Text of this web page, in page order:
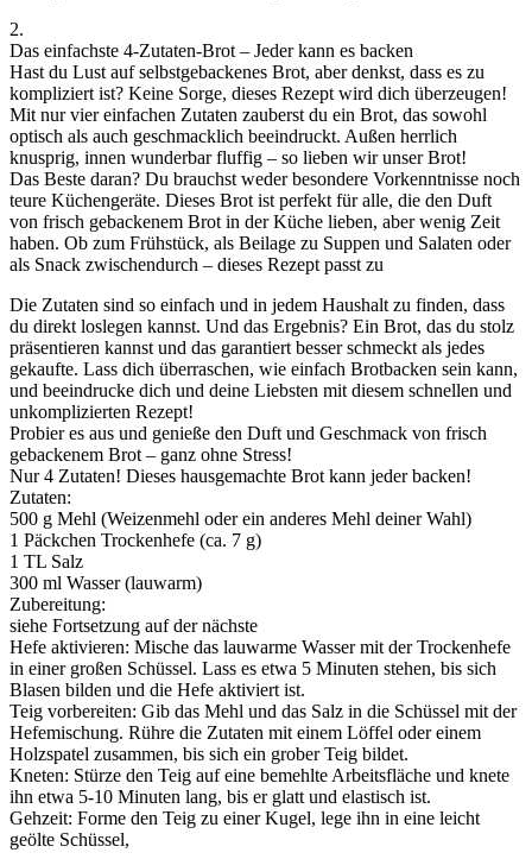
2.
Das einfachste 4-Zutaten-Brot – Jeder kann es backen
Hast du Lust auf selbstgebackenes Brot, aber denkst, dass es zu
kompliziert ist? Keine Sorge, dieses Rezept wird dich überzeugen!
Mit nur vier einfachen Zutaten zauberst du ein Brot, das sowohl
optisch als auch geschmacklich beeindruckt. Außen herrlich
knusprig, innen wunderbar fluffig – so lieben wir unser Brot!
Das Beste daran? Du brauchst weder besondere Vorkenntnisse noch
teure Küchengeräte. Dieses Brot ist perfekt für alle, die den Duft
von frisch gebackenem Brot in der Küche lieben, aber wenig Zeit
haben. Ob zum Frühstück, als Beilage zu Suppen und Salaten oder
als Snack zwischendurch – dieses Rezept passt zu
Die Zutaten sind so einfach und in jedem Haushalt zu finden, dass
du direkt loslegen kannst. Und das Ergebnis? Ein Brot, das du stolz
präsentieren kannst und das garantiert besser schmeckt als jedes
gekaufte. Lass dich überraschen, wie einfach Brotbacken sein kann,
und beeindrucke dich und deine Liebsten mit diesem schnellen und
unkomplizierten Rezept!
Probier es aus und genieße den Duft und Geschmack von frisch
gebackenem Brot – ganz ohne Stress!
Nur 4 Zutaten! Dieses hausgemachte Brot kann jeder backen!
Zutaten:
500 g Mehl (Weizenmehl oder ein anderes Mehl deiner Wahl)
1 Päckchen Trockenhefe (ca. 7 g)
1 TL Salz
300 ml Wasser (lauwarm)
Zubereitung:
siehe Fortsetzung auf der nächste
Hefe aktivieren: Mische das lauwarme Wasser mit der Trockenhefe
in einer großen Schüssel. Lass es etwa 5 Minuten stehen, bis sich
Blasen bilden und die Hefe aktiviert ist.
Teig vorbereiten: Gib das Mehl und das Salz in die Schüssel mit der
Hefemischung. Rühre die Zutaten mit einem Löffel oder einem
Holzspatel zusammen, bis sich ein grober Teig bildet.
Kneten: Stürze den Teig auf eine bemehlte Arbeitsfläche und knete
ihn etwa 5-10 Minuten lang, bis er glatt und elastisch ist.
Gehzeit: Forme den Teig zu einer Kugel, lege ihn in eine leicht
geölte Schüssel,